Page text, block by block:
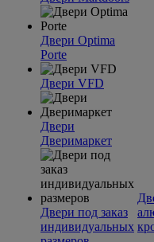
Двери Optima
Porte
Двери VFD
Двери
Дверимаркет
Двери под заказ
индивидуальных